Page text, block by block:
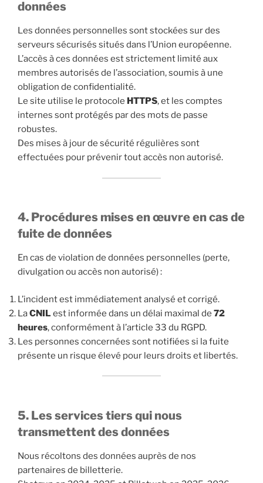
données
Les données personnelles sont stockées sur des
serveurs sécurisés situés dans l’Union européenne.
L’accès à ces données est strictement limité aux
membres autorisés de l’association, soumis à une
obligation de confidentialité.
Le site utilise le protocole HTTPS, et les comptes
internes sont protégés par des mots de passe
robustes.
Des mises à jour de sécurité régulières sont
effectuées pour prévenir tout accès non autorisé.
4. Procédures mises en œuvre en cas de
fuite de données
En cas de violation de données personnelles (perte,
divulgation ou accès non autorisé) :
L’incident est immédiatement analysé et corrigé.
LaCNIL est informée dans un délai maximal de 72
heures, conformément à l’article 33 du RGPD.
Les personnes concernées sont notifiées si la fuite
présente un risque élevé pour leurs droits et libertés.
5. Les services tiers qui nous
transmettent des données
Nous récoltons des données auprès de nos
partenaires de billetterie.